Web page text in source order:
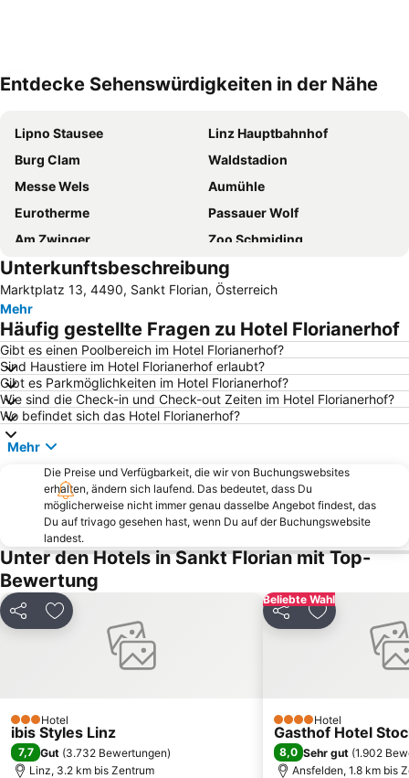
Entdecke Sehenswürdigkeiten in der Nähe
Lipno Stausee
Linz Hauptbahnhof
Burg Clam
Waldstadion
Messe Wels
Aumühle
Eurotherme
Passauer Wolf
Am Zwinger
Zoo Schmiding
Hauptplatz
Brucknerhaus
Hauptbahnhof Wels
Altstadt
Altstadt
Bahnhof Amstetten
Christkindlmarkt Hauptplatz
Landstraße
City Center Amstetten
Design Center
Bahnhof St Valentin
Stift Sankt Florian
Flughafen Linz
Alter Dom - Ignatiuskirche
Tierpark Stadt Haag
ARS Electronica Center
Bahnhof Perg
Familienparadies Agrarium
Mauthausen Memorial
Casino Linz
Techcenter
Neuer Dom - Maria Empfängnisdom
Pöstlingbergbahn
Wildpark Altenfelden
Stadtplatz
Tiergarten Linz
Unterkunftsbeschreibung
Marktplatz 13, 4490, Sankt Florian, Österreich
Mehr
Häufig gestellte Fragen zu Hotel Florianerhof
Gibt es einen Poolbereich im Hotel Florianerhof?
Sind Haustiere im Hotel Florianerhof erlaubt?
Gibt es Parkmöglichkeiten im Hotel Florianerhof?
Wie sind die Check-in und Check-out Zeiten im Hotel Florianerhof?
Wo befindet sich das Hotel Florianerhof?
Mehr
Die Preise und Verfügbarkeit, die wir von Buchungswebsites
erhalten, ändern sich laufend. Das bedeutet, dass Du
möglicherweise nicht immer genau dasselbe Angebot findest, das
Du auf trivago gesehen hast, wenn Du auf der Buchungswebsite
landest.
Unter den Hotels in Sankt Florian mit Top-
Bewertung
Teilen Zu Favoriten hinzufügen
3 Sterne
Hotel
ibis Styles Linz
7,7 Gut (3.732 Bewertungen)
Linz, 3.2 km bis Zentrum
Beliebte Wahl
Teilen Zu Favoriten
4 SterneHotel
Gasthof Hotel
8,0 Sehr gut (1.902
Ansfelden, 1.8 km bis